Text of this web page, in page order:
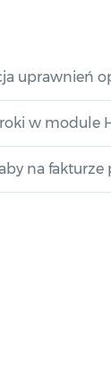
uprawnień
w module
na fakturze